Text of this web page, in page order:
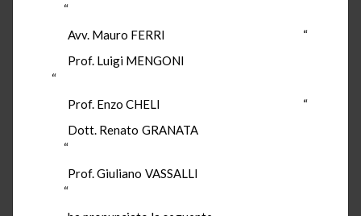
“
Avv. Mauro FERRI “
Prof. Luigi MENGONI
“
Prof. Enzo CHELI “
Dott. Renato GRANATA
“
Prof. Giuliano VASSALLI
“